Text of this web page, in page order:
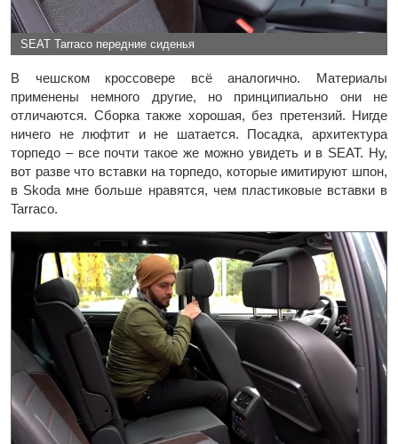
SEAT Tarraco передние сиденья
В чешском кроссовере всё аналогично. Материалы
применены немного другие, но принципиально они не
отличаются. Сборка также хорошая, без претензий. Нигде
ничего не люфтит и не шатается. Посадка, архитектура
торпедо – все почти такое же можно увидеть и в SEAT. Ну,
вот разве что вставки на торпедо, которые имитируют шпон,
в Skoda мне больше нравятся, чем пластиковые вставки в
Tarraco.